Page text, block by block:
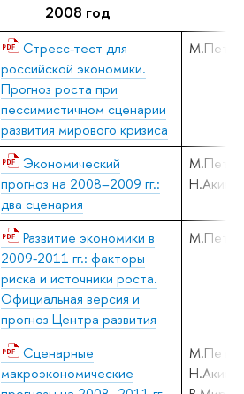
2008 год
Стресс-тест для
российской экономики.
Прогноз роста при
пессимистичном сценарии
развития мирового кризиса
Экономический
прогноз на 2008–2009 гг.:
два сценария
Развитие экономики в
2009-2011 гг.: факторы
риска и источники роста.
Официальная версия и
прогноз Центра развития
Сценарные
макроэкономические